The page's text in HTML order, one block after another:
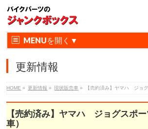
MENU
更新情報
HOME » 更新情報 » 現状販売車 » 【売約済み】ヤマハ ジョ
【売約済み】ヤマハ ジョグスポ
車）